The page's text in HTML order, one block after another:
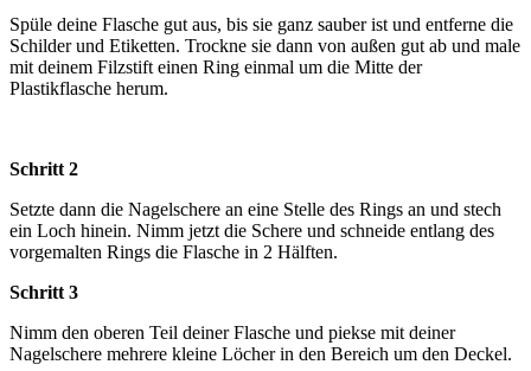
Spüle deine Flasche gut aus, bis sie ganz sauber ist und entferne die
Schilder und Etiketten. Trockne sie dann von außen gut ab und male
mit deinem Filzstift einen Ring einmal um die Mitte der
Plastikflasche herum.
Schritt 2
Setzte dann die Nagelschere an eine Stelle des Rings an und stech
ein Loch hinein. Nimm jetzt die Schere und schneide entlang des
vorgemalten Rings die Flasche in 2 Hälften.
Schritt 3
Nimm den oberen Teil deiner Flasche und piekse mit deiner
Nagelschere mehrere kleine Löcher in den Bereich um den Deckel.